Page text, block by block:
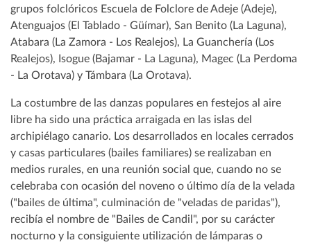
grupos folclóricos Escuela de Folclore de Adeje (Adeje),
Atenguajos (El Tablado - Güímar), San Benito (La Laguna),
Atabara (La Zamora - Los Realejos), La Guanchería (Los
Realejos), Isogue (Bajamar - La Laguna), Magec (La Perdoma
- La Orotava) y Támbara (La Orotava).
La costumbre de las danzas populares en festejos al aire
libre ha sido una práctica arraigada en las islas del
archipiélago canario. Los desarrollados en locales cerrados
y casas particulares (bailes familiares) se realizaban en
medios rurales, en una reunión social que, cuando no se
celebraba con ocasión del noveno o último día de la velada
("bailes de última", culminación de "veladas de paridas"),
recibía el nombre de "Bailes de Candil", por su carácter
nocturno y la consiguiente utilización de lámparas o